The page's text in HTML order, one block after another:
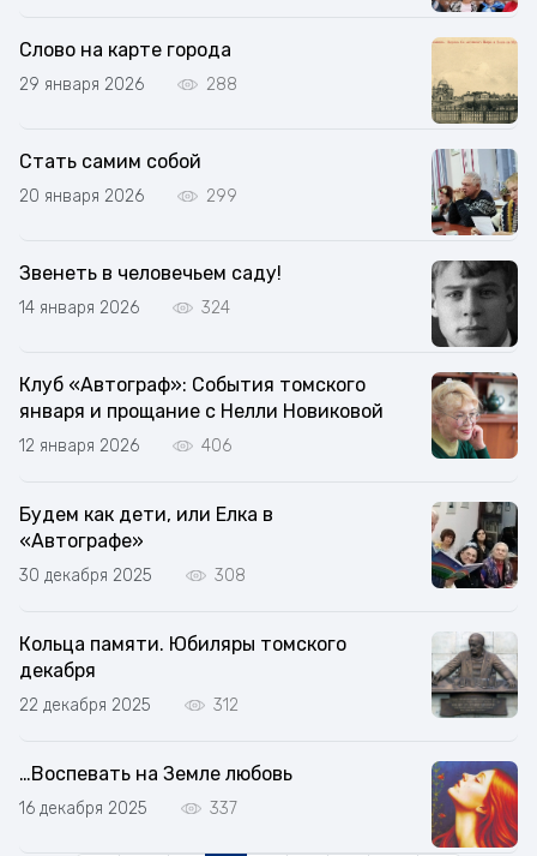
Слово на карте города
29 января 2026 288
Стать самим собой
20 января 2026 299
Звенеть в человечьем саду!
14 января 2026 324
Клуб «Автограф»: События томского
января и прощание с Нелли Новиковой
12 января 2026 406
Будем как дети, или Елка в
«Автографе»
30 декабря 2025 308
Кольца памяти. Юбиляры томского
декабря
22 декабря 2025 312
…Воспевать на Земле любовь
16 декабря 2025 337